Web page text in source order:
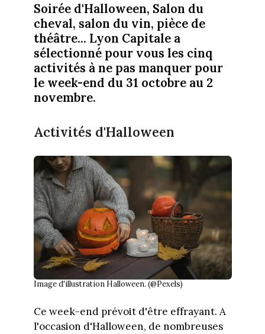
Soirée d'Halloween, Salon du
cheval, salon du vin, pièce de
théâtre... Lyon Capitale a
sélectionné pour vous les cinq
activités à ne pas manquer pour
le week-end du 31 octobre au 2
novembre.
Activités d'Halloween
Image d'illustration Halloween. (@Pexels)
Ce week-end prévoit d'être effrayant. A
l'occasion d'Halloween, de nombreuses